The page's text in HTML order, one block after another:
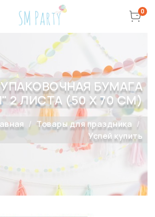
0
УПАКОВОЧНАЯ БУМАГА
2 ЛИСТА (50 Х 70 СМ)
Товары для праздника
Успей купить